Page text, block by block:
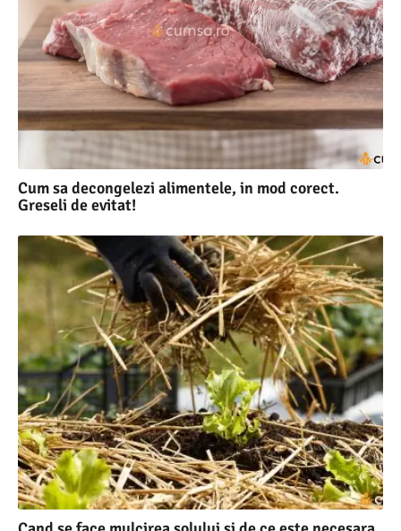
Cum sa decongelezi alimentele, in mod corect.
Greseli de evitat!